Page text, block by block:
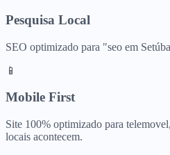
Pesquisa Local
SEO optimizado para "seo em
📱
Mobile First
Site 100% optimizado para
locais acontecem.